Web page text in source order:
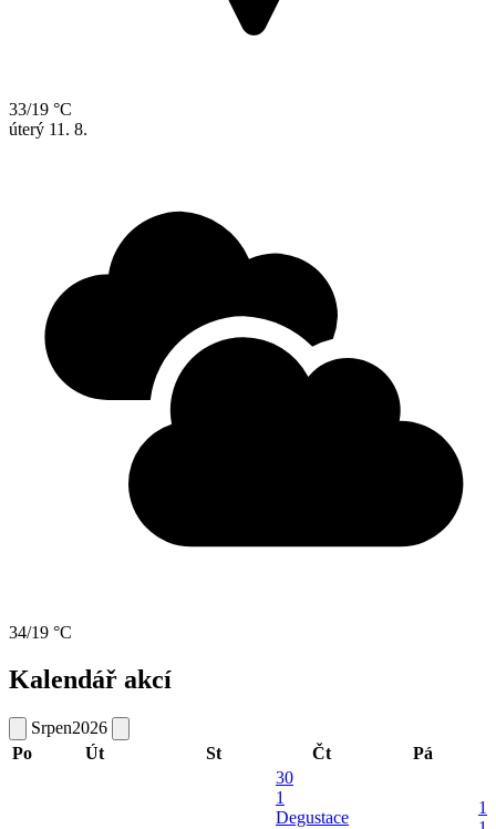
33/19 °C
úterý 11. 8.
34/19 °C
Kalendář akcí
Srpen2026
Po
Út St Čt
Pá
30
1
Degustace
1